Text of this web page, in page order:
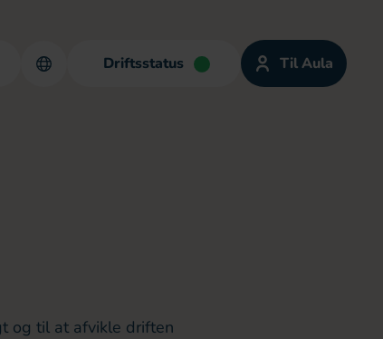
Driftsstatus Til Aula
og til at afvikle driften